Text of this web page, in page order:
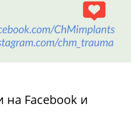
на Facebook и